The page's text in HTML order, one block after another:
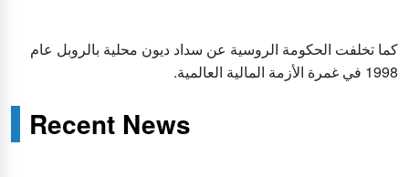
كما تخلفت الحكومة الروسية عن سداد ديون محلية بالروبل عام
1998 في غمرة الأزمة المالية العالمية.
Recent News